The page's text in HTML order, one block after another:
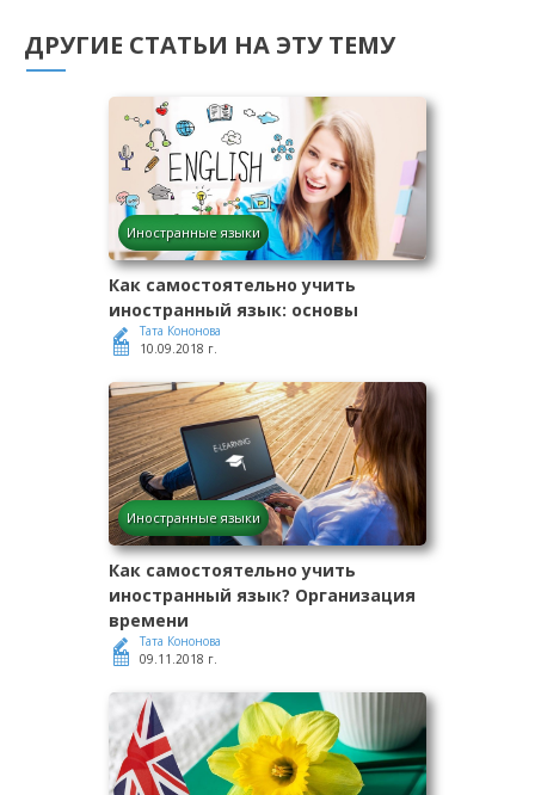
ДРУГИЕ СТАТЬИ НА ЭТУ ТЕМУ
Иностранные языки
Как самостоятельно учить
иностранный язык: основы
Тата Кононова
10.09.2018 г.
Иностранные языки
Как самостоятельно учить
иностранный язык? Организация
времени
Тата Кононова
09.11.2018 г.